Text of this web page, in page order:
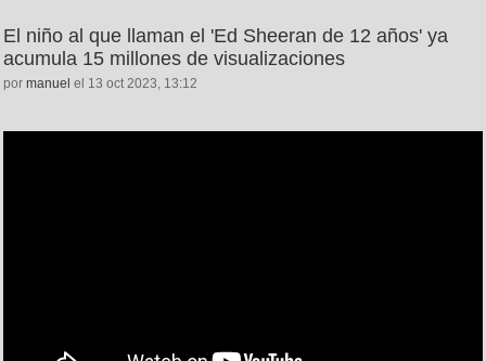
El niño al que llaman el 'Ed Sheeran de 12 años' ya
acumula 15 millones de visualizaciones
por manuel el 13 oct 2023, 13:12